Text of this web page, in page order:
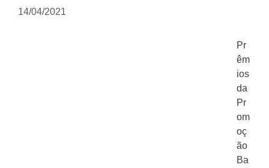
14/04/2021
Pr
êm
ios
da
Pr
om
oç
ão
Ba